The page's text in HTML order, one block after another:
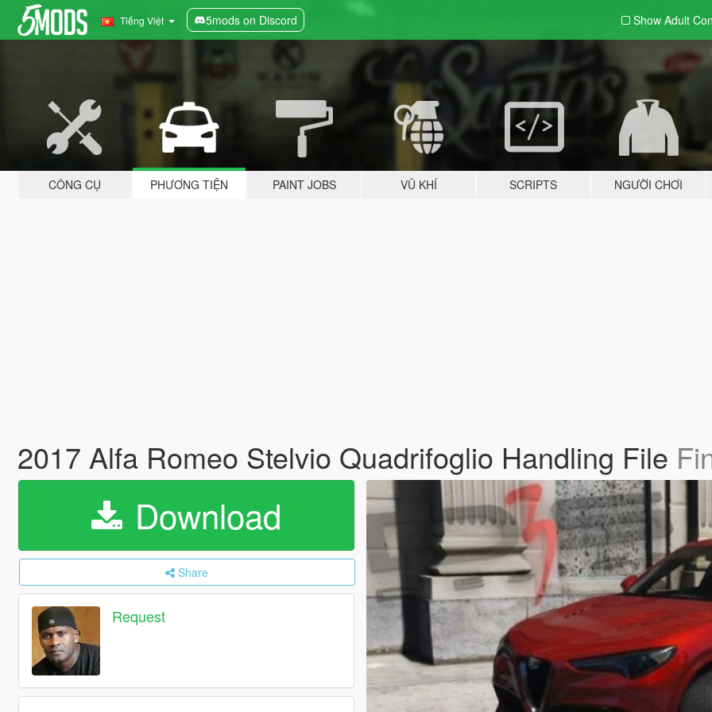
Tiếng Việt 5mods on Discord Show Adult
CÔNG CỤ PHƯƠNG TIỆN PAINT JOBS VŨ KHÍ SCRIPTS NGƯỜI CHƠI
2017 Alfa Romeo Stelvio Quadrifoglio Handling File
Download
Share
Request